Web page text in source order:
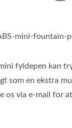
mini-fountain-
fyldepen kan
som en ekstra
os via e-mail for